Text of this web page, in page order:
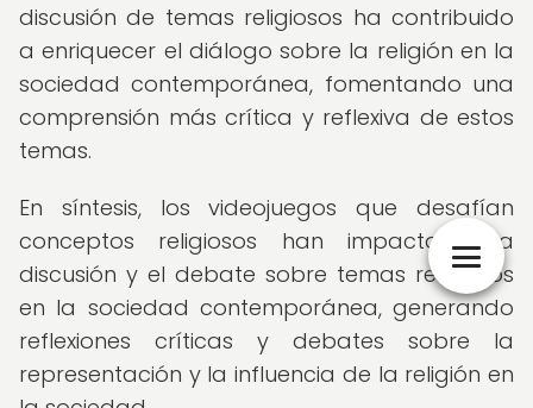
discusión de temas religiosos ha contribuido
a enriquecer el diálogo sobre la religión en la
sociedad contemporánea, fomentando una
comprensión más crítica y reflexiva de estos
temas.
En síntesis, los videojuegos que desafían
conceptos religiosos han impactado la
discusión y el debate sobre temas religiosos
en la sociedad contemporánea, generando
reflexiones críticas y debates sobre la
representación y la influencia de la religión en